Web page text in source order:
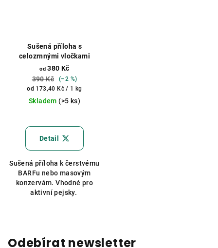
Sušená příloha s
celozrnnými vločkami
od 380 Kč
390 Kč
(–2 %)
Měrná
cena:
od 173,40 Kč / 1 kg
Skladem (>5 ks)
Detail
Sušená příloha k čerstvému
BARFu nebo masovým
konzervám. Vhodné pro
aktivní pejsky.
Odebírat newsletter